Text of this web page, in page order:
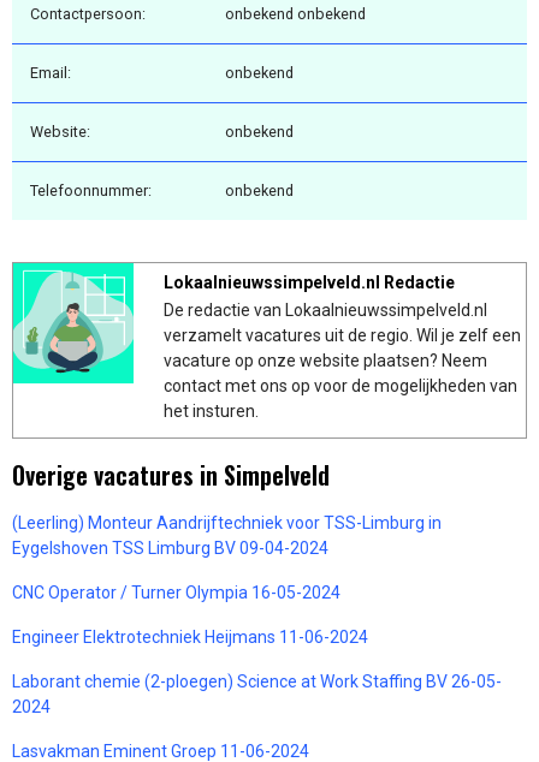
Contactpersoon: onbekend onbekend
Email: onbekend
Website: onbekend
Telefoonnummer: onbekend
Lokaalnieuwssimpelveld.nl Redactie
De redactie van Lokaalnieuwssimpelveld.nl
verzamelt vacatures uit de regio. Wil je zelf een
vacature op onze website plaatsen? Neem
contact met ons op voor de mogelijkheden van
het insturen.
Overige vacatures in Simpelveld
(Leerling) Monteur Aandrijftechniek voor TSS-Limburg in
Eygelshoven TSS Limburg BV 09-04-2024
CNC Operator / Turner Olympia 16-05-2024
Engineer Elektrotechniek Heijmans 11-06-2024
Laborant chemie (2-ploegen) Science at Work Staffing BV 26-05-
2024
Lasvakman Eminent Groep 11-06-2024